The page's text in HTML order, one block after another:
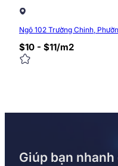
Ngõ 102 Trường Chinh,
$10 - $11/m2
Giúp bạn